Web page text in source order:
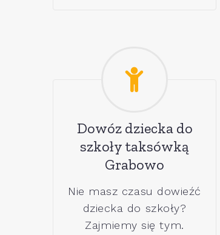
Dowóz dziecka do
szkoły taksówką
Grabowo
Nie masz czasu dowieźć
dziecka do szkoły?
Zajmiemy się tym.